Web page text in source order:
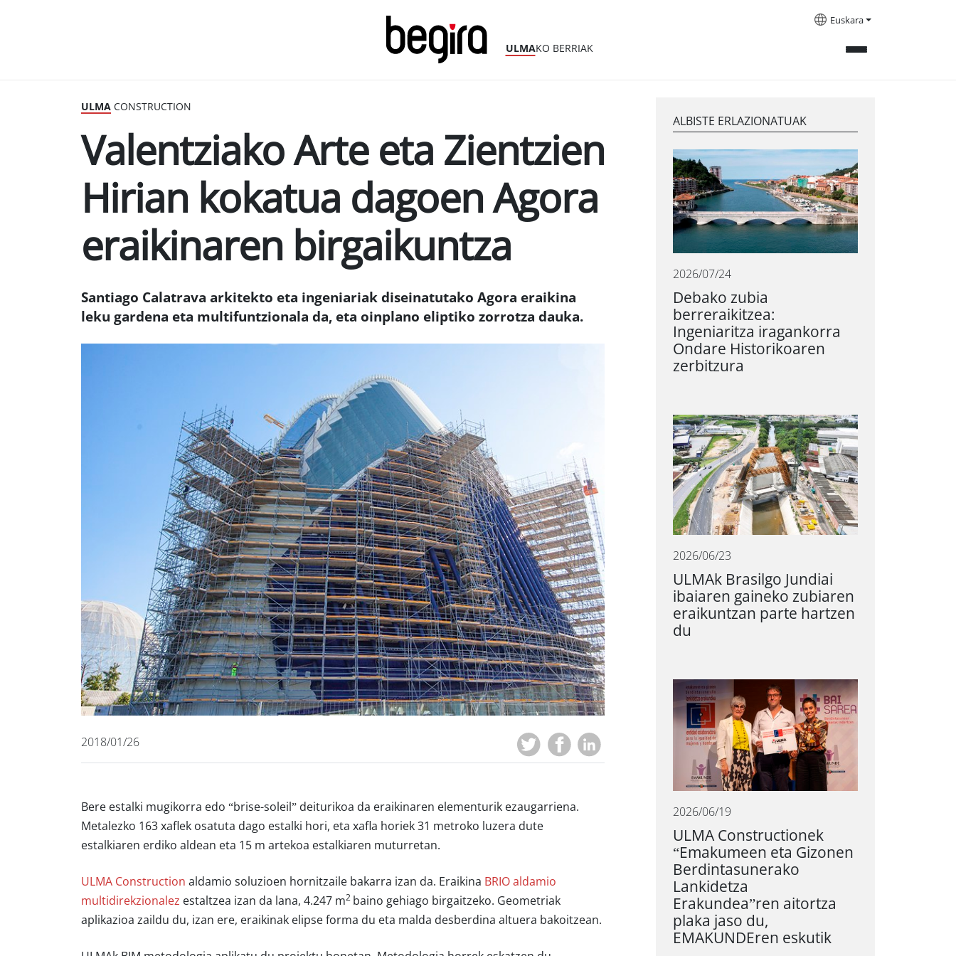
ULMAKO BERRIAK
Euskara
ULMA CONSTRUCTION
Valentziako Arte eta Zientzien
Hirian kokatua dagoen Agora
eraikinaren birgaikuntza
Santiago Calatrava arkitekto eta ingeniariak diseinatutako Agora eraikina
leku gardena eta multifuntzionala da, eta oinplano eliptiko zorrotza dauka.
2018/01/26
Bere estalki mugikorra edo “brise-soleil” deiturikoa da eraikinaren elementurik ezaugarriena.
Metalezko 163 xaflek osatuta dago estalki hori, eta xafla horiek 31 metroko luzera dute
estalkiaren erdiko aldean eta 15 m artekoa estalkiaren muturretan.
ULMA Construction aldamio soluzioen hornitzaile bakarra izan da. Eraikina BRIO aldamio
multidirekzionalez estaltzea izan da lana, 4.247 m2 baino gehiago birgaitzeko. Geometriak
aplikazioa zaildu du, izan ere, eraikinak elipse forma du eta malda desberdina altuera bakoitzean.
ALBISTE ERLAZIONATUAK
2026/07/24
Debako zubia
berreraikitzea:
Ingeniaritza iragankorra
Ondare Historikoaren
zerbitzura
2026/06/23
ULMAk Brasilgo Jundiai
ibaiaren gaineko zubiaren
eraikuntzan parte hartzen
du
2026/06/19
ULMA Constructionek
“Emakumeen eta Gizonen
Berdintasunerako
Lankidetza
Erakundea”ren aitortza
plaka jaso du,
EMAKUNDEren eskutik